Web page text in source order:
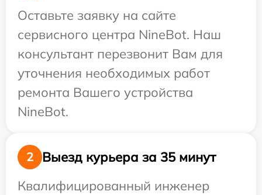
Оставьте заявку на сайте
сервисного центра NineBot. Наш
консультант перезвонит Вам для
уточнения необходимых работ
ремонта Вашего устройства
NineBot.
2
Выезд курьера за 35 минут
Квалифицированный инженер